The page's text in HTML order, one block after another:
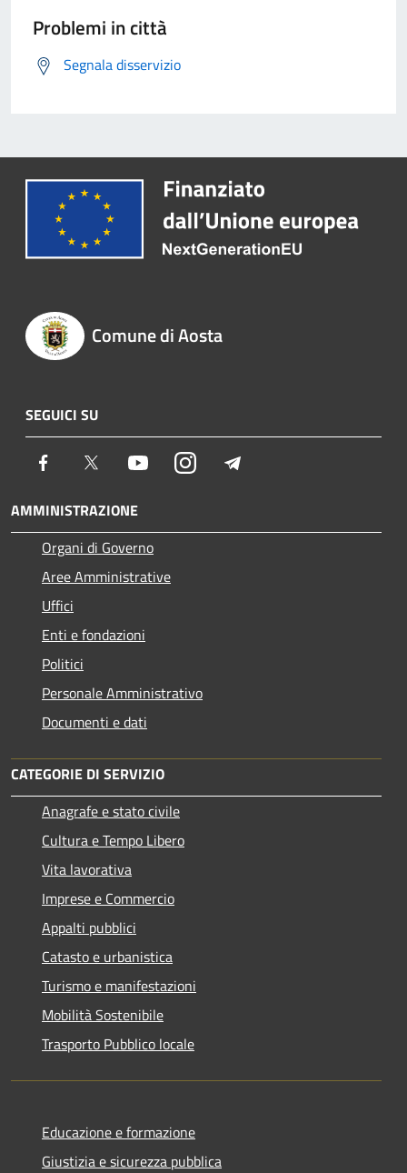
Problemi in città
Segnala disservizio
Comune di Aosta
SEGUICI SU
Facebook Twitter YoutubeInstagram
AMMINISTRAZIONE
Organi di Governo
Aree Amministrative
Uffici
Enti e fondazioni
Politici
Personale Amministrativo
Documenti e dati
CATEGORIE DI SERVIZIO
Anagrafe e stato civile
Cultura e Tempo Libero
Vita lavorativa
Imprese e Commercio
Appalti pubblici
Catasto e urbanistica
Turismo e manifestazioni
Mobilità Sostenibile
Trasporto Pubblico locale
Educazione e formazione
Giustizia e sicurezza pubblica